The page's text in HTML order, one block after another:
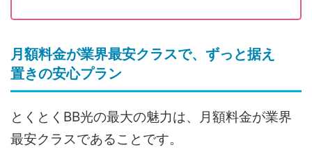
月額料金が業界最安クラスで、ずっと据え
置きの安心プラン
とくとくBB光の最大の魅力は、月額料金が業界
最安クラスであることです。